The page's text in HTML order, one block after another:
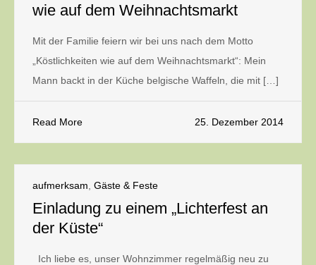
wie auf dem Weihnachtsmarkt
Mit der Familie feiern wir bei uns nach dem Motto
„Köstlichkeiten wie auf dem Weihnachtsmarkt“: Mein
Mann backt in der Küche belgische Waffeln, die mit […]
Read More 25. Dezember 2014
aufmerksam Gäste & Feste
Einladung zu einem „Lichterfest an
der Küste“
Ich liebe es, unser Wohnzimmer regelmäßig neu zu